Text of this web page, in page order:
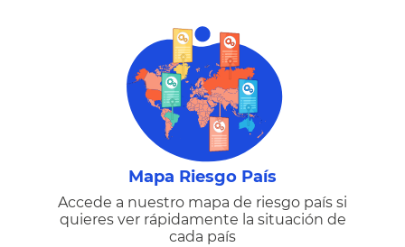
Mapa Riesgo País
Accede a nuestro mapa de riesgo país si
quieres ver rápidamente la situación de
cada país